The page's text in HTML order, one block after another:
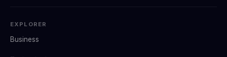
EXPLORER
Business